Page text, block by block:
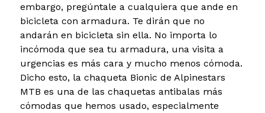
embargo, pregúntale a cualquiera que ande en
bicicleta con armadura. Te dirán que no
andarán en bicicleta sin ella. No importa lo
incómoda que sea tu armadura, una visita a
urgencias es más cara y mucho menos cómoda.
Dicho esto, la chaqueta Bionic de Alpinestars
MTB es una de las chaquetas antibalas más
cómodas que hemos usado, especialmente